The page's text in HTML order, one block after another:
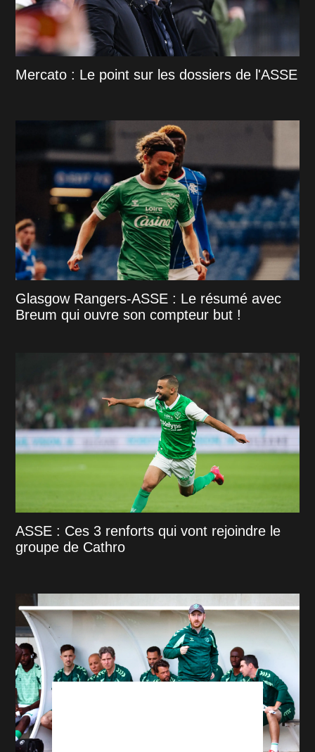
Mercato : Le point sur les dossiers de l'ASSE
Glasgow Rangers-ASSE : Le résumé avec
Breum qui ouvre son compteur but !
ASSE : Ces 3 renforts qui vont rejoindre le
groupe de Cathro